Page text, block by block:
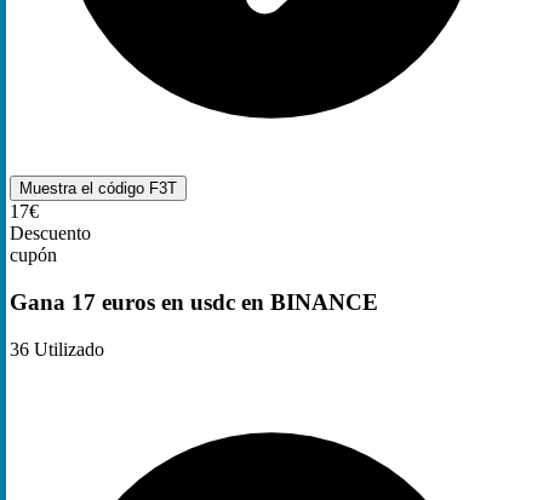
Muestra el código F3T
17€
Descuento
cupón
Gana 17 euros en usdc en BINANCE
36 Utilizado